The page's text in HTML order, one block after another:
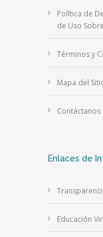
Política de
de Uso
Términos y
Mapa del
Contáctanos
Enlaces de
Educación